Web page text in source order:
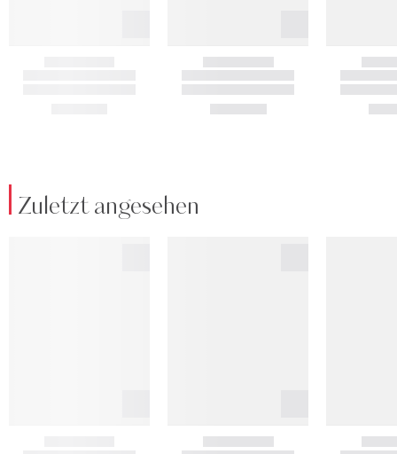
Zuletzt angesehen